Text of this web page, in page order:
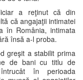
a reţinut că din
că angajaţii intimatei
în România, intimata
însă a-l proba.
greşit a stabilit prima
de bani cu titlu de
în perioada